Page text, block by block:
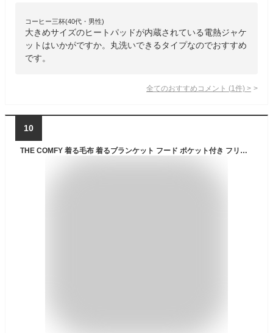
コーヒー三杯(40代・男性)
大きめサイズのヒートパッドが内蔵されている電熱ジャケ
ットはいかがですか。丸洗いできるタイプなのでおすすめ
です。
全てのおすすめコメント (1 件) >
10
THE COMFY 着る毛布 着るブランケット フード ポケット付き フリーサイズ メンズ レディース 冷え対策 防寒 保温